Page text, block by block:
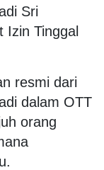
Sri
Izin Tinggal
resmi dari
dalam OTT
orang